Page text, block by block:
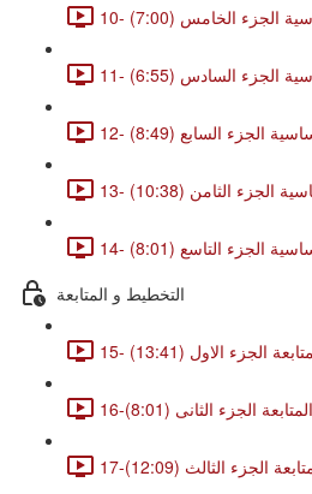
الجزء الخامس (7:00)
الجزء السادس (6:55)
الجزء السابع (8:49)
الجزء الثامن (10:38)
الجزء التاسع (8:01)
التخطيط و المتابعة
الجزء الاول (13:41)
الجزء الثانى (8:01)
الجزء الثالث (12:09)